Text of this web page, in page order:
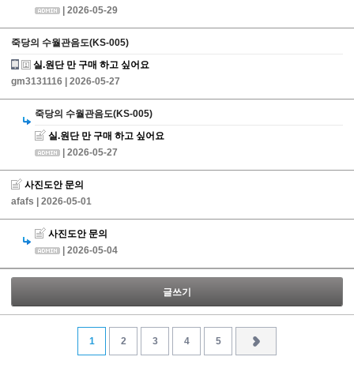
| 2026-05-29
죽당의 수월관음도(KS-005)
실.원단 만 구매 하고 싶어요
gm3131116
| 2026-05-27
죽당의 수월관음도(KS-005)
실.원단 만 구매 하고 싶어요
| 2026-05-27
사진도안 문의
afafs
| 2026-05-01
사진도안 문의
| 2026-05-04
글쓰기
1 2 3 4 5